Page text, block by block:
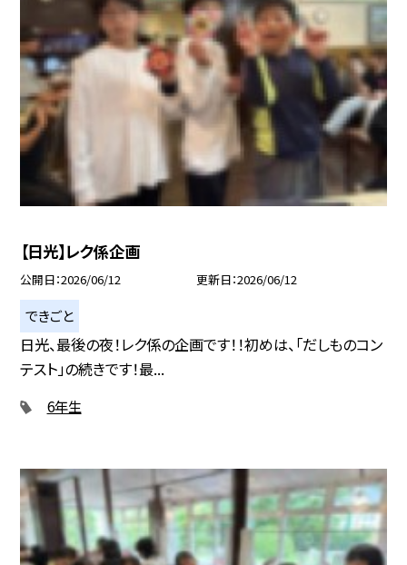
【日光】レク係企画
公開日 2026/06/12 更新日 2026/06/12
できごと
日光、最後の夜！レク係の企画です！！初めは、「だしものコン
テスト」の続きです！最...
6年生